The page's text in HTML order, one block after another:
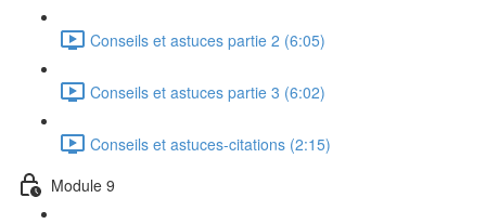
Conseils et astuces partie 2 (6:05)
Conseils et astuces partie 3 (6:02)
Conseils et astuces-citations (2:15)
Module 9